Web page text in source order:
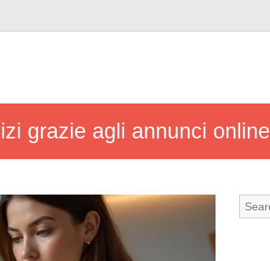
grazie agli annunci online